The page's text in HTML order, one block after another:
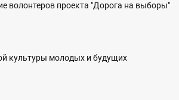
волонтеров проекта "Дорога на выборы"
культуры молодых и будущих